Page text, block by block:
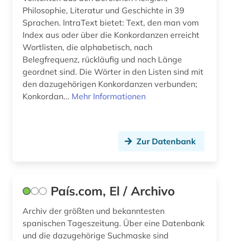
literaturen und kulturen (2)
literaturwissenschaft (54)
lothringen (1)
lusitanistik (13)
medienwissenschaft (41)
militärgeschichte (1)
mittelalter (1)
mittelalterstudien (1)
Philosophie, Literatur und Geschichte in 39
Sprachen. IntraText bietet: Text, den man vom
Index aus oder über die Konkordanzen erreicht
Wortlisten, die alphabetisch, nach
Belegfrequenz, rückläufig und nach Länge
geordnet sind. Die Wörter in den Listen sind mit
den dazugehörigen Konkordanzen verbunden;
Konkordan... Mehr Informationen
Zur Datenbank
País.com, El / Archivo
Archiv der größten und bekanntesten
spanischen Tageszeitung. Über eine Datenbank
und die dazugehörige Suchmaske sind